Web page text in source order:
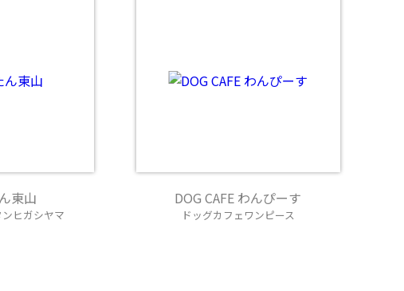
東山
ヒガシヤマ
DOG CAFE わんぴーす
ドッグカフェワンピース